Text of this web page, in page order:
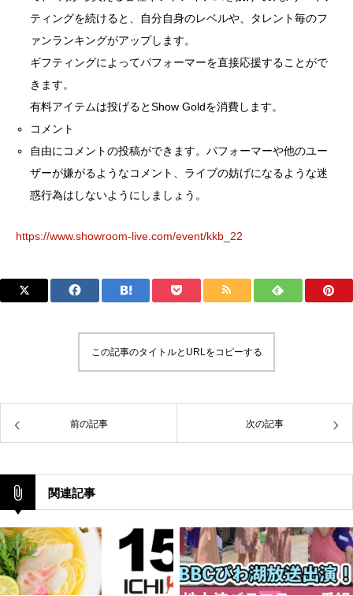
ティングを続けると、自分自身のレベルや、タレント毎のフ
ァンランキングがアップします。
ギフティングによってパフォーマーを直接応援することがで
きます。
有料アイテムは投げるとShow Goldを消費します。
コメント
自由にコメントの投稿ができます。パフォーマーや他のユー
ザーが嫌がるようなコメント、ライブの妨げになるような迷
惑行為はしないようにしましょう。
https://www.showroom-live.com/event/kkb_22
この記事のタイトルとURLをコピーする
前の記事 次の記事
関連記事